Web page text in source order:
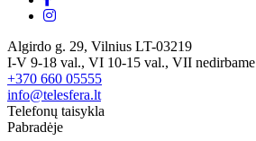
Algirdo g. 29, Vilnius LT-03219
I-V 9-18 val., VI 10-15 val., VII nedirbame
+370 660 05555
info@telesfera.lt
Telefonų taisykla
Pabradėje